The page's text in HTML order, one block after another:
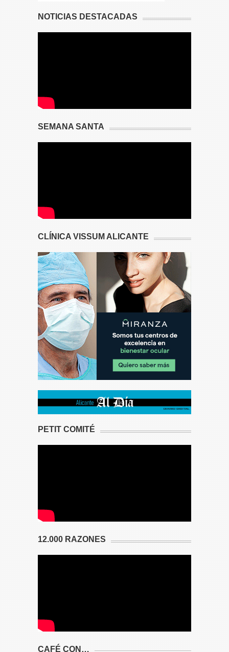
NOTICIAS DESTACADAS
SEMANA SANTA
CLÍNICA VISSUM ALICANTE
PETIT COMITÉ
12.000 RAZONES
CAFÉ CON…